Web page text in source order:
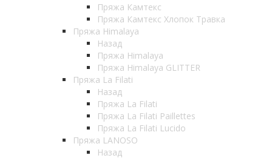
Пряжа Камтекс
Пряжа Камтекс Хлопок Травка
Пряжа Himalaya
Назад
Пряжа Himalaya
Пряжа Himalaya GLITTER
Пряжа La Filati
Назад
Пряжа La Filati
Пряжа La Filati Paillettes
Пряжа La Filati Lucido
Пряжа LANOSO
Назад